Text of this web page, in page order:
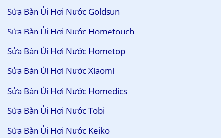
Sửa Bàn Ủi Hơi Nước Goldsun
Sửa Bàn Ủi Hơi Nước Hometouch
Sửa Bàn Ủi Hơi Nước Hometop
Sửa Bàn Ủi Hơi Nước Xiaomi
Sửa Bàn Ủi Hơi Nước Homedics
Sửa Bàn Ủi Hơi Nước Tobi
Sửa Bàn Ủi Hơi Nước Keiko